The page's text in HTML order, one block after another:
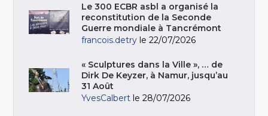
Le 300 ECBR asbl a organisé la
reconstitution de la Seconde
Guerre mondiale à Tancrémont
francois.detry le 22/07/2026
« Sculptures dans la Ville », … de
Dirk De Keyzer, à Namur, jusqu’au
31 Août
YvesCalbert le 28/07/2026